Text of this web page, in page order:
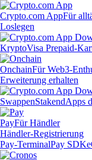
Crypto.com AppFür
Loslegen
KryptoVisa Prepaid-
OnchainFür Web3-
Erweiterung erhalten
SwappenStakendApps
PayFür Händler
Händler-Registrierung
Pay-TerminalPay SDK